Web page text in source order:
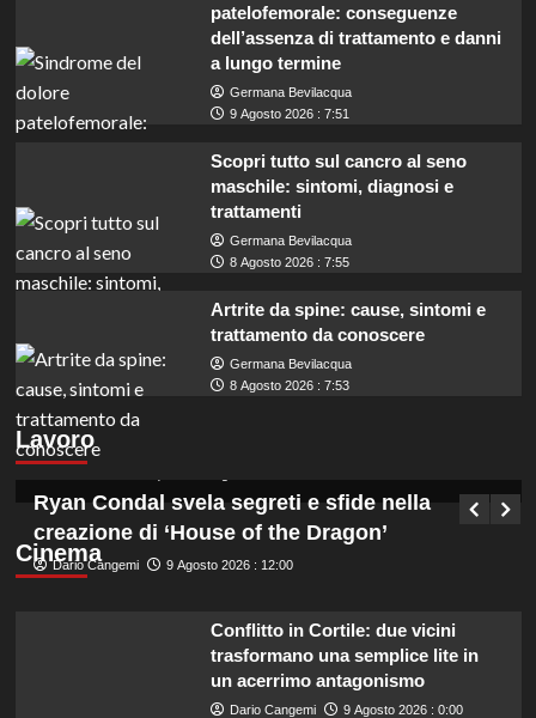
patelofemorale: conseguenze
dell’assenza di trattamento e danni
a lungo termine
Germana Bevilacqua
9 Agosto 2026 : 7:51
Scopri tutto sul cancro al seno
maschile: sintomi, diagnosi e
trattamenti
Germana Bevilacqua
8 Agosto 2026 : 7:55
Artrite da spine: cause, sintomi e
trattamento da conoscere
Germana Bevilacqua
8 Agosto 2026 : 7:53
Lavoro
Roma: Palestrina cerca istruttori
amministrativi contabili, diploma richiesto per
partecipare al concorso.
Cinema
Ryan Condal svela segreti e sfide nella
creazione di ‘House of the Dragon’
Dario Cangemi 9 Agosto 2026 : 12:00
Conflitto in Cortile: due vicini
trasformano una semplice lite in
un acerrimo antagonismo
Dario Cangemi 9 Agosto 2026 : 0:00